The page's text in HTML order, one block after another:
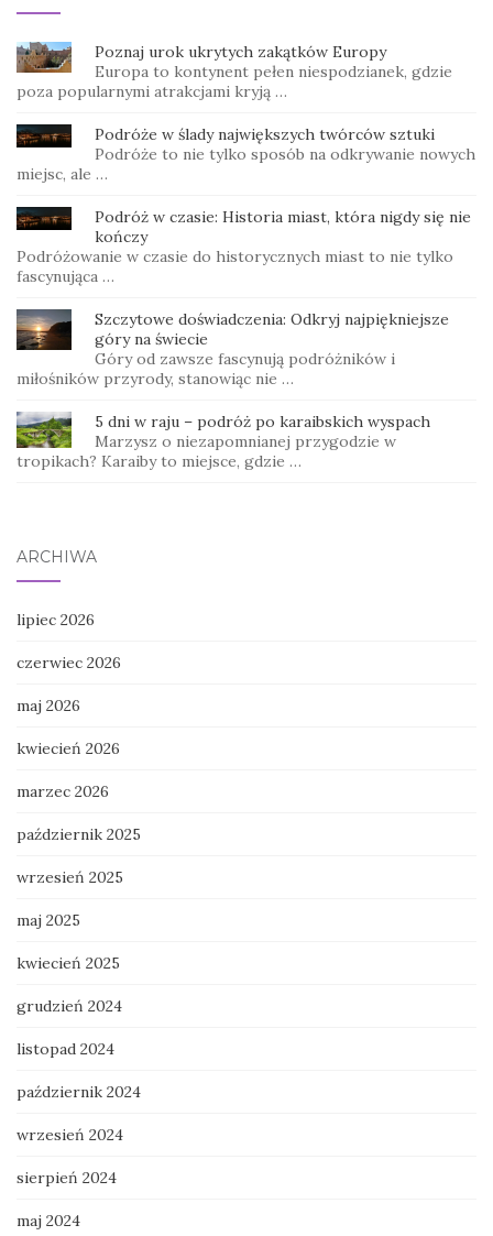
Poznaj urok ukrytych zakątków Europy
Europa to kontynent pełen niespodzianek, gdzie
poza popularnymi atrakcjami kryją …
Podróże w ślady największych twórców sztuki
Podróże to nie tylko sposób na odkrywanie nowych
miejsc, ale …
Podróż w czasie: Historia miast, która nigdy się nie
kończy
Podróżowanie w czasie do historycznych miast to nie tylko
fascynująca …
Szczytowe doświadczenia: Odkryj najpiękniejsze
góry na świecie
Góry od zawsze fascynują podróżników i
miłośników przyrody, stanowiąc nie …
5 dni w raju – podróż po karaibskich wyspach
Marzysz o niezapomnianej przygodzie w
tropikach? Karaiby to miejsce, gdzie …
ARCHIWA
lipiec 2026
czerwiec 2026
maj 2026
kwiecień 2026
marzec 2026
październik 2025
wrzesień 2025
maj 2025
kwiecień 2025
grudzień 2024
listopad 2024
październik 2024
wrzesień 2024
sierpień 2024
maj 2024